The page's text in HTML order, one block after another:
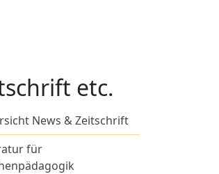
etc.
News & Zeitschrift
für